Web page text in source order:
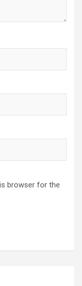
browser for the